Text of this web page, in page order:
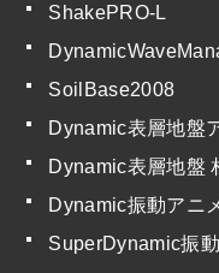
ShakePRO-L
SoilBase2008
Dynamic表層地盤
Dynamic表層地盤
Dynamic振動アニ
SuperDynamic振